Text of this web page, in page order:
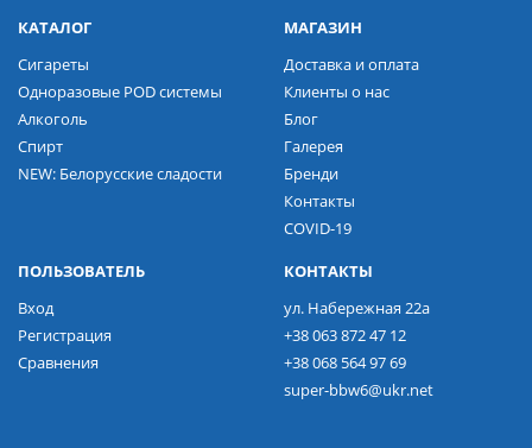
КАТАЛОГ
Сигареты
Одноразовые POD системы
Алкоголь
Спирт
NEW: Белорусские сладости
МАГАЗИН
Доставка и оплата
Клиенты о нас
Блог
Галерея
Бренди
Контакты
COVID-19
ПОЛЬЗОВАТЕЛЬ
Вход
Регистрация
Сравнения
КОНТАКТЫ
ул. Набережная 22а
+38 063 872 47 12
+38 068 564 97 69
super-bbw6@ukr.net